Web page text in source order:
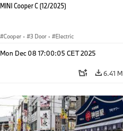
MINI Cooper C (12/2025)
Cooper · 3 Door · Electric
Mon Dec 08 17:00:05 CET 2025
6.41